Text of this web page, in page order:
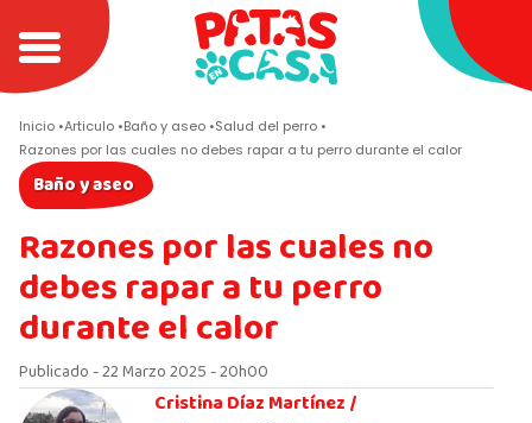
Inicio Articulo Baño y aseo Salud del perro
Razones por las cuales no debes rapar a tu perro durante el calor
Baño y aseo
Razones por las cuales no
debes rapar a tu perro
durante el calor
Publicado - 22 Marzo 2025 - 20h00
Cristina Díaz Martínez /